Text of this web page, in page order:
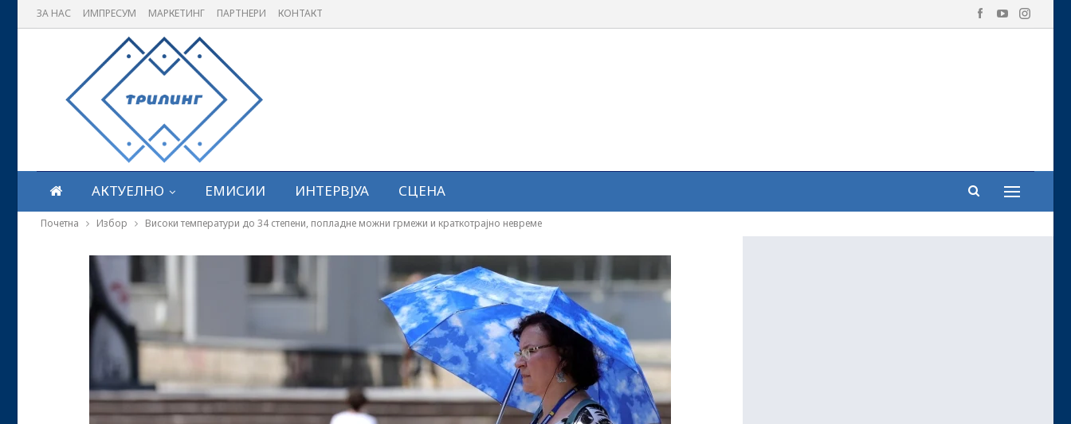
ЗА НАС ИМПРЕСУМ МАРКЕТИНГ ПАРТНЕРИ КОНТАКТ
АКТУЕЛНО ЕМИСИИ ИНТЕРВЈУА СЦЕНА
Почетна Избор Високи температури до 34 степени, попладне можни грмежи и краткотрајно невреме